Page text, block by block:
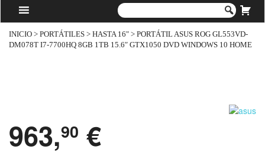
INICIO > PORTÁTILES > HASTA 16" > PORTÁTIL ASUS ROG GL553VD-
DM078T I7-7700HQ 8GB 1TB 15.6″ GTX1050 DVD WINDOWS 10 HOME
963,90 €